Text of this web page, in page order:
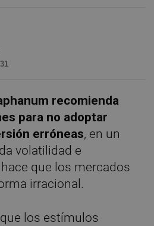
recomienda
para no adoptar
erróneas, en un
volatilidad e
que los mercados
irracional.
los estímulos